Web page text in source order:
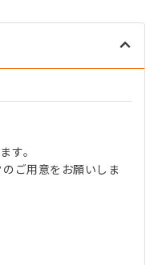
す。
ご用意をお願いしま